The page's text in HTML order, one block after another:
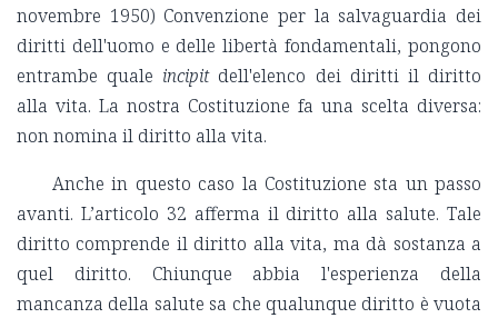
novembre 1950) Convenzione per la salvaguardia dei
diritti dell'uomo e delle libertà fondamentali, pongono
entrambe quale incipitdell'elenco dei diritti il diritto
alla vita. La nostra Costituzione fa una scelta diversa:
non nomina il diritto alla vita.
Anche in questo caso la Costituzione sta un passo
avanti. L’articolo 32 afferma il diritto alla salute. Tale
diritto comprende il diritto alla vita, ma dà sostanza a
quel diritto. Chiunque abbia l'esperienza della
mancanza della salute sa che qualunque diritto è vuota